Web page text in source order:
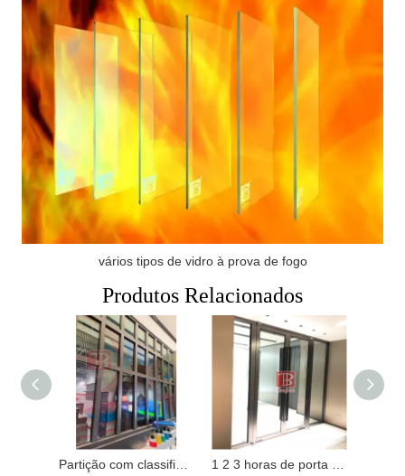
vários tipos de vidro à prova de fogo
Produtos Relacionados